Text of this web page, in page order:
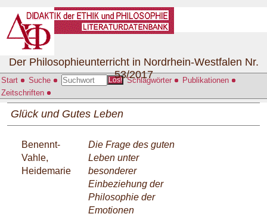
Start Suche Los! Schlagwörter
Publikationen
Zeitschriften
Der Philosophieunterricht in Nordrhein-Westfalen Nr.
53/2017
Glück und Gutes Leben
Benennt-
Vahle,
Heidemarie
Die Frage des guten
Leben unter
besonderer
Einbeziehung der
Philosophie der
Emotionen